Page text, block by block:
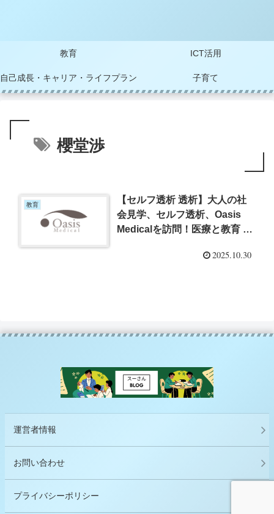
教育 ICT活用
自己成長・キャリア・ライフプラン 子育て
櫻堂渉
教育
【セルフ透析 透析】大人の社
会見学、セルフ透析、Oasis
Medicalを訪問！医療と教育 離
えがあることを感じました。
2025.10.30
運営者情報
お問い合わせ
プライバシーポリシー